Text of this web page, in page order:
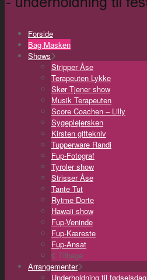
Forside
Bag Masken
Shows
Stripper Åse
Terapeuten Lykke
Skør Tjener show
Musik Terapeuten
Score Coachen – Lilly
Sygeplejersken
Kirsten giftekniv
Tupperware Randi
Fup-Fotograf
Tyroler show
Strisser Åse
Tante Tut
Rytme Dorte
Hawaii show
Fup-Veninde
Fup-Kæreste
Fup-Ansat
Tilbage
Arrangementer
Underholdning til fødselsdag